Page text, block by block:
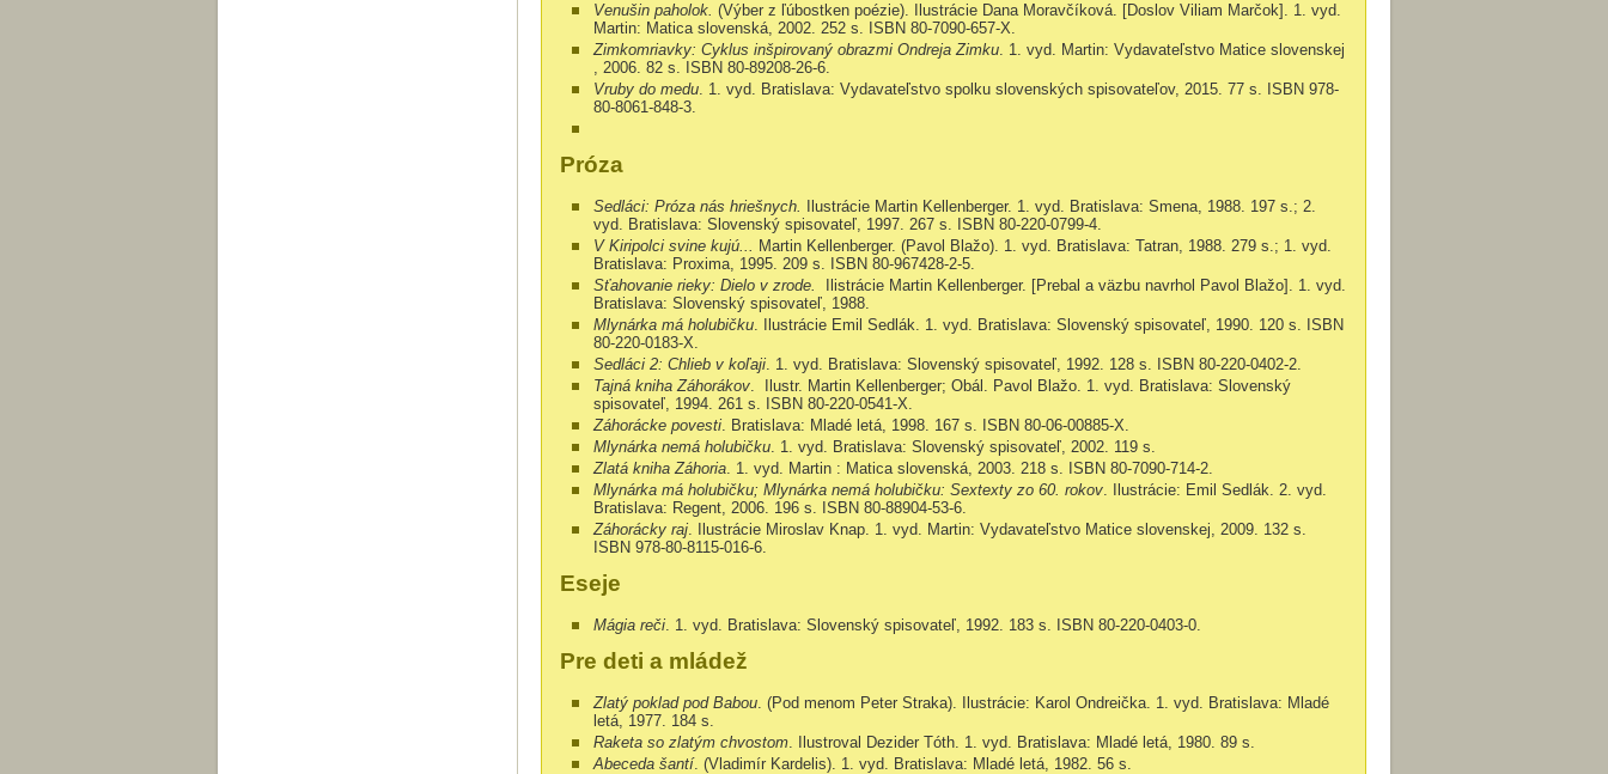
Venušin paholok. (Výber z ľúbostken poézie). Ilustrácie Dana Moravčíková. [Doslov Viliam Marčok]. 1. vyd.
Martin: Matica slovenská, 2002. 252 s. ISBN 80-7090-657-X.
Zimkomriavky: Cyklus inšpirovaný obrazmi Ondreja Zimku. 1. vyd. Martin: Vydavateľstvo Matice slovenskej
, 2006. 82 s. ISBN 80-89208-26-6.
Vruby do medu. 1. vyd. Bratislava: Vydavateľstvo spolku slovenských spisovateľov, 2015. 77 s. ISBN 978-
80-8061-848-3.
Próza
Sedláci: Próza nás hriešnych. Ilustrácie Martin Kellenberger. 1. vyd. Bratislava: Smena, 1988. 197 s.; 2.
vyd. Bratislava: Slovenský spisovateľ, 1997. 267 s. ISBN 80-220-0799-4.
V Kiripolci svine kujú... Martin Kellenberger. (Pavol Blažo). 1. vyd. Bratislava: Tatran, 1988. 279 s.; 1. vyd.
Bratislava: Proxima, 1995. 209 s. ISBN 80-967428-2-5.
Sťahovanie rieky: Dielo v zrode.
Ilistrácie Martin Kellenberger. [Prebal a väzbu navrhol Pavol Blažo]. 1. vyd.
Bratislava: Slovenský spisovateľ, 1988.
Mlynárka má holubičku. Ilustrácie Emil Sedlák. 1. vyd. Bratislava: Slovenský spisovateľ, 1990. 120 s. ISBN
80-220-0183-X.
Sedláci 2: Chlieb v koľaji. 1. vyd. Bratislava: Slovenský spisovateľ, 1992. 128 s. ISBN 80-220-0402-2.
Tajná kniha Záhorákov.
Ilustr. Martin Kellenberger; Obál. Pavol Blažo. 1. vyd. Bratislava: Slovenský
spisovateľ, 1994. 261 s. ISBN 80-220-0541-X.
Záhorácke povesti. Bratislava: Mladé letá, 1998. 167 s. ISBN 80-06-00885-X.
Mlynárka nemá holubičku. 1. vyd. Bratislava: Slovenský spisovateľ, 2002. 119 s.
Zlatá kniha Záhoria. 1. vyd. Martin : Matica slovenská, 2003. 218 s. ISBN 80-7090-714-2.
Mlynárka má holubičku; Mlynárka nemá holubičku: Sextexty zo 60. rokov. Ilustrácie: Emil Sedlák. 2. vyd.
Bratislava: Regent, 2006. 196 s. ISBN 80-88904-53-6.
Záhorácky raj. Ilustrácie Miroslav Knap. 1. vyd. Martin: Vydavateľstvo Matice slovenskej, 2009. 132 s.
ISBN 978-80-8115-016-6.
Eseje
Mágia reči. 1. vyd. Bratislava: Slovenský spisovateľ, 1992. 183 s. ISBN 80-220-0403-0.
Pre deti a mládež
Zlatý poklad pod Babou. (Pod menom Peter Straka). Ilustrácie: Karol Ondreička. 1. vyd. Bratislava: Mladé
letá, 1977. 184 s.
Raketa so zlatým chvostom. Ilustroval Dezider Tóth. 1. vyd. Bratislava: Mladé letá, 1980. 89 s.
Abeceda šantí. (Vladimír Kardelis). 1. vyd. Bratislava: Mladé letá, 1982. 56 s.